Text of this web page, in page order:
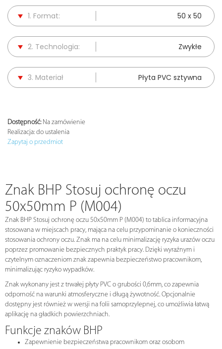
1. Format: 50 x 50
2. Technologia: Zwykłe
3. Materiał Płyta PVC sztywna
Dostępność:Na zamówienie
Realizacja: do ustalenia
Zapytaj o przedmiot
Znak BHP Stosuj ochronę oczu
50x50mm P (M004)
Znak BHP Stosuj ochronę oczu 50x50mm P (M004) to tablica informacyjna
stosowana w miejscach pracy, mająca na celu przypominanie o konieczności
stosowania ochrony oczu. Znak ma na celu minimalizację ryzyka urazów oczu
poprzez promowanie bezpiecznych praktyk pracy. Dzięki wyraźnym i
czytelnym oznaczeniom znak zapewnia bezpieczeństwo pracownikom,
minimalizując ryzyko wypadków.
Znak wykonany jest z trwałej płyty PVC o grubości 0,6mm, co zapewnia
odporność na warunki atmosferyczne i długą żywotność. Opcjonalnie
dostępny jest również w wersji na folii samoprzylepnej, co umożliwia łatwą
aplikację na gładkich powierzchniach.
Funkcje znaków BHP
Zapewnienie bezpieczeństwa pracownikom oraz osobom